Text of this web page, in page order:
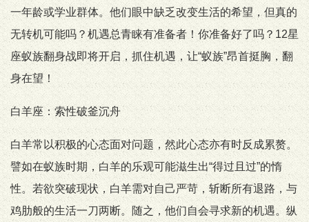
一年龄或学业群体。他们眼中缺乏改变生活的希望，但真的
无转机可能吗？机遇总青睐有准备者！你准备好了吗？12星
座蚁族翻身战即将开启，抓住机遇，让“蚁族”昂首挺胸，翻
身在望！
白羊座：索性破釜沉舟
白羊常以积极的心态面对问题，然此心态亦有时反成累赘。
譬如在蚁族时期，白羊的乐观可能滋生出“得过且过”的惰
性。若欲突破现状，白羊需对自己严苛，斩断所有退路，与
鸡肋般的生活一刀两断。随之，他们自会寻求新的机遇。纵